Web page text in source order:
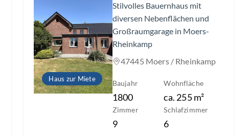
Haus zur Miete
Stilvolles Bauernhaus mit
diversen Nebenflächen und
Großraumgarage in Moers-
Rheinkamp
47445 Moers / Rheinkamp
Baujahr
1800
Wohnfläche
ca. 255m²
Zimmer
9
Schlafzimmer
6